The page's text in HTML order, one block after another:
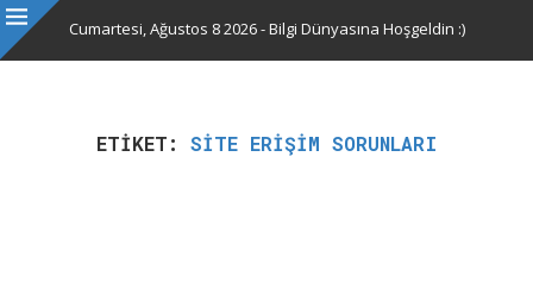
Cumartesi, Ağustos 8 2026 - Bilgi Dünyasına Hoşgeldin :)
ETIKET: SITE ERIŞIM SORUNLARI